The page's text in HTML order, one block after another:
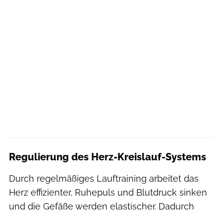
Regulierung des Herz-Kreislauf-Systems
Durch regelmäßiges Lauftraining arbeitet das
Herz effizienter, Ruhepuls und Blutdruck sinken
und die Gefäße werden elastischer. Dadurch